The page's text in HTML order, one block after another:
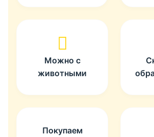
Можно с
животными
Покупаем